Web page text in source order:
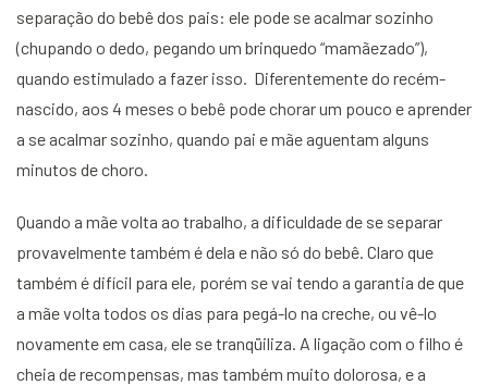
separação do bebê dos pais: ele pode se acalmar sozinho
(chupando o dedo, pegando um brinquedo “mamãezado”),
quando estimulado a fazer isso. Diferentemente do recém-
nascido, aos 4 meses o bebê pode chorar um pouco e aprender
a se acalmar sozinho, quando pai e mãe aguentam alguns
minutos de choro.
Quando a mãe volta ao trabalho, a dificuldade de se separar
provavelmente também é dela e não só do bebê. Claro que
também é difícil para ele, porém se vai tendo a garantia de que
a mãe volta todos os dias para pegá-lo na creche, ou vê-lo
novamente em casa, ele se tranqüiliza. A ligação com o filho é
cheia de recompensas, mas também muito dolorosa, e a